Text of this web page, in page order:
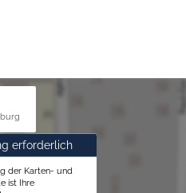
erforderlich
der Karten- und
ist Ihre